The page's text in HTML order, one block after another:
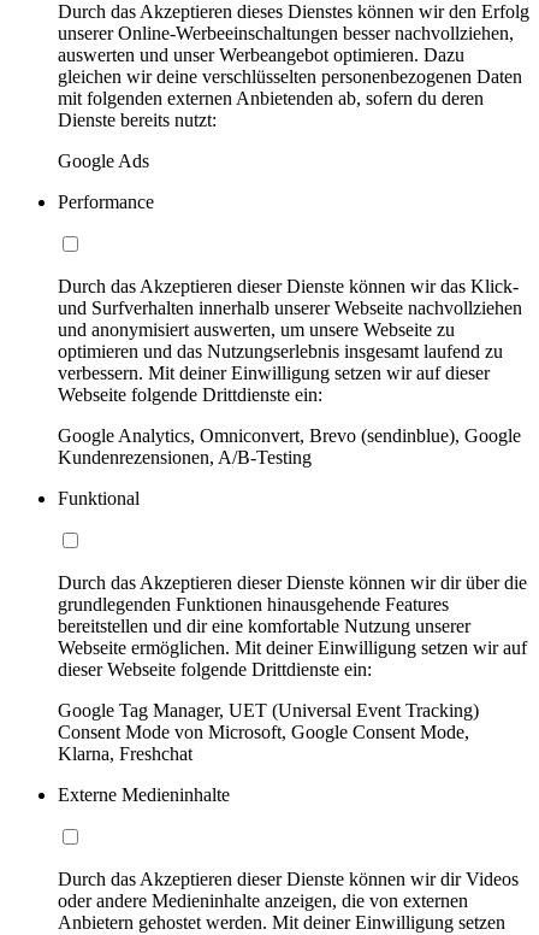
Durch das Akzeptieren dieses Dienstes können wir den Erfolg
unserer Online-Werbeeinschaltungen besser nachvollziehen,
auswerten und unser Werbeangebot optimieren. Dazu
gleichen wir deine verschlüsselten personenbezogenen Daten
mit folgenden externen Anbietenden ab, sofern du deren
Dienste bereits nutzt:
Google Ads
Performance
Durch das Akzeptieren dieser Dienste können wir das Klick-
und Surfverhalten innerhalb unserer Webseite nachvollziehen
und anonymisiert auswerten, um unsere Webseite zu
optimieren und das Nutzungserlebnis insgesamt laufend zu
verbessern. Mit deiner Einwilligung setzen wir auf dieser
Webseite folgende Drittdienste ein:
Google Analytics, Omniconvert, Brevo (sendinblue), Google
Kundenrezensionen, A/B-Testing
Funktional
Durch das Akzeptieren dieser Dienste können wir dir über die
grundlegenden Funktionen hinausgehende Features
bereitstellen und dir eine komfortable Nutzung unserer
Webseite ermöglichen. Mit deiner Einwilligung setzen wir auf
dieser Webseite folgende Drittdienste ein:
Google Tag Manager, UET (Universal Event Tracking)
Consent Mode von Microsoft, Google Consent Mode,
Klarna, Freshchat
Externe Medieninhalte
Durch das Akzeptieren dieser Dienste können wir dir Videos
oder andere Medieninhalte anzeigen, die von externen
Anbietern gehostet werden. Mit deiner Einwilligung setzen